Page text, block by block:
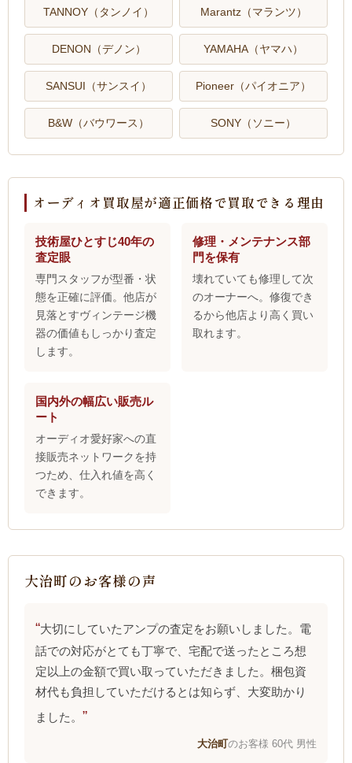
TANNOY（タンノイ） Marantz（マランツ）
DENON（デノン） YAMAHA（ヤマハ）
SANSUI（サンスイ） Pioneer（パイオニア）
B&W（バウワース） SONY（ソニー）
オーディオ買取屋が適正価格で買取できる理由
技術屋ひとすじ40年の
査定眼
専門スタッフが型番・状
態を正確に評価。他店が
見落とすヴィンテージ機
器の価値もしっかり査定
します。
修理・メンテナンス部
門を保有
壊れていても修理して次
のオーナーへ。修復でき
るから他店より高く買い
取れます。
国内外の幅広い販売ル
ート
オーディオ愛好家への直
接販売ネットワークを持
つため、仕入れ値を高く
できます。
大治町のお客様の声
大切にしていたアンプの査定をお願いしました。電
話での対応がとても丁寧で、宅配で送ったところ想
定以上の金額で買い取っていただきました。梱包資
材代も負担していただけるとは知らず、大変助かり
ました。
大治町のお客様 60代 男性